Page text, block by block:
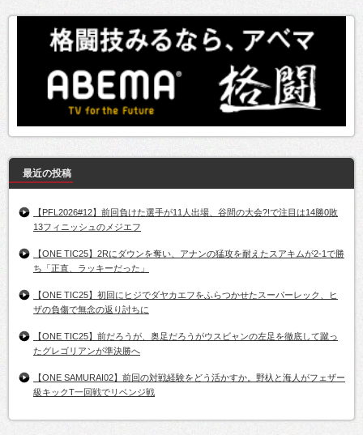
最近の投稿
【PFL2026#12】前回負けた選手が11人出場、谷間の大会?!で注目は14勝0敗
13フィニッシュのメジエフ
【ONE TIC25】2Rにダウンを奪い、アナンの猛攻を耐えたスアキムが2-1で勝
ち「正直、ラッキーだった」
【ONE TIC25】初回にヒジでダヤカエフをふらつかせたスーパーレック、ヒ
ザの負傷で無念の返り討ちに
【ONE TIC25】前だろうが、奥足だろうがウスビャンの左足を徹底して蹴っ
たグレゴリアンが準決勝へ
【ONE SAMURAI02】前回の対戦経験をどう活かすか。野杁と海人がフェザー
級キックT一回戦でリベンジ戦